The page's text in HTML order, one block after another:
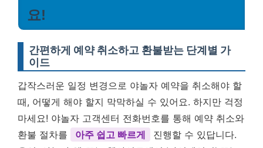
요!
간편하게 예약 취소하고 환불받는 단계별 가
이드
갑작스러운 일정 변경으로 야놀자 예약을 취소해야 할
때, 어떻게 해야 할지 막막하실 수 있어요. 하지만 걱정
마세요! 야놀자 고객센터 전화번호를 통해 예약 취소와
환불 절차를
아주 쉽고 빠르게
진행할 수 있답니다.